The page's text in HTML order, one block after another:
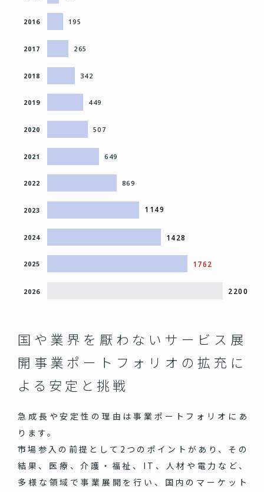
195
2016
265
2017
342
2018
449
2019
507
2020
649
2021
869
2022
1149
2023
1428
2024
1762
2025
2200
2026
国や業界を厭わないサービス展
開 事業ポートフォリオの拡充に
よる安定と挑戦
急成長や安定性の理由は事業ポートフォリオにあ
ります。
市場参入の前提として2つのポイントがあり、その
結果、医療、介護・福祉、IT、人材や電力など、
多様な領域で事業展開を行い、国内のマーケット